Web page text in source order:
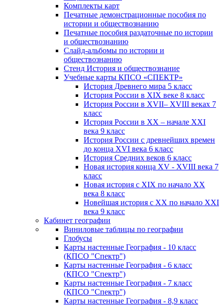
Комплекты карт
Печатные демонстрационные пособия по
истории и обществознанию
Печатные пособия раздаточные по истории
и обществознанию
Слайд-альбомы по истории и
обществознанию
Стенд История и обществознание
Учебные карты КПСО «СПЕКТР»
История Древнего мира 5 класс
История России в XIX веке 8 класс
История России в XVII– XVIII веках 7
класс
История России в XX – начале XXI
века 9 класс
История России с древнейших времен
до конца XVI века 6 класс
История Средних веков 6 класс
Новая история конца XV - XVIII века 7
класс
Новая история с XIX по начало XX
века 8 класс
Новейшая история с XX по начало XXI
века 9 класс
Кабинет географии
Виниловые таблицы по географии
Глобусы
Карты настенные География - 10 класс
(КПСО "Спектр")
Карты настенные География - 6 класс
(КПСО "Спектр")
Карты настенные География - 7 класс
(КПСО "Спектр")
Карты настенные География - 8,9 класс